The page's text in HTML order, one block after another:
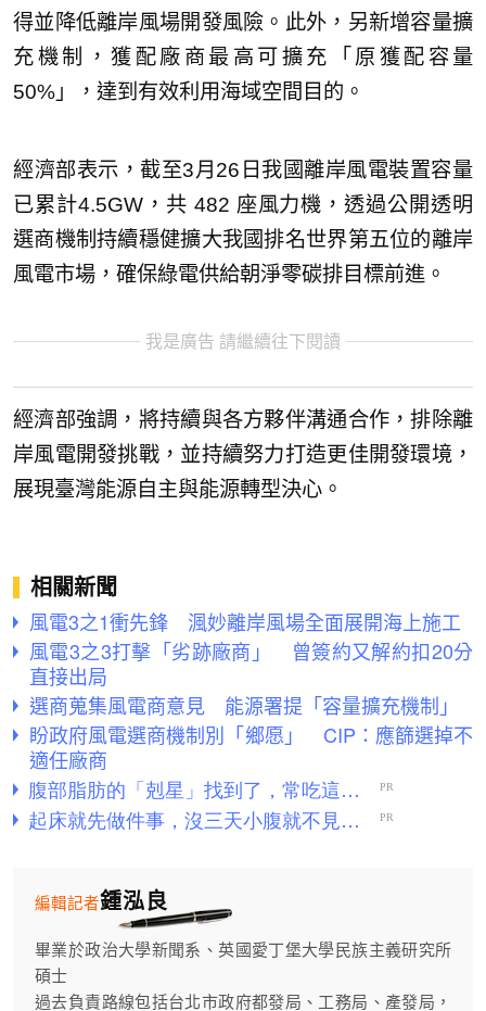
得並降低離岸風場開發風險。此外，另新增容量擴
充機制，獲配廠商最高可擴充「原獲配容量
50%」，達到有效利用海域空間目的。
經濟部表示，截至3月26日我國離岸風電裝置容量
已累計4.5GW，共 482 座風力機，透過公開透明
選商機制持續穩健擴大我國排名世界第五位的離岸
風電市場，確保綠電供給朝淨零碳排目標前進。
我是廣告 請繼續往下閱讀
經濟部強調，將持續與各方夥伴溝通合作，排除離
岸風電開發挑戰，並持續努力打造更佳開發環境，
展現臺灣能源自主與能源轉型決心。
相關新聞
風電3之1衝先鋒 渢妙離岸風場全面展開海上施工
風電3之3打擊「劣跡廠商」 曾簽約又解約扣20分
直接出局
選商蒐集風電商意見 能源署提「容量擴充機制」
盼政府風電選商機制別「鄉愿」 CIP：應篩選掉不
適任廠商
鍾泓良
編輯記者
畢業於政治大學新聞系、英國愛丁堡大學民族主義研究所
碩士
過去負責路線包括台北市政府都發局、工務局、產發局，